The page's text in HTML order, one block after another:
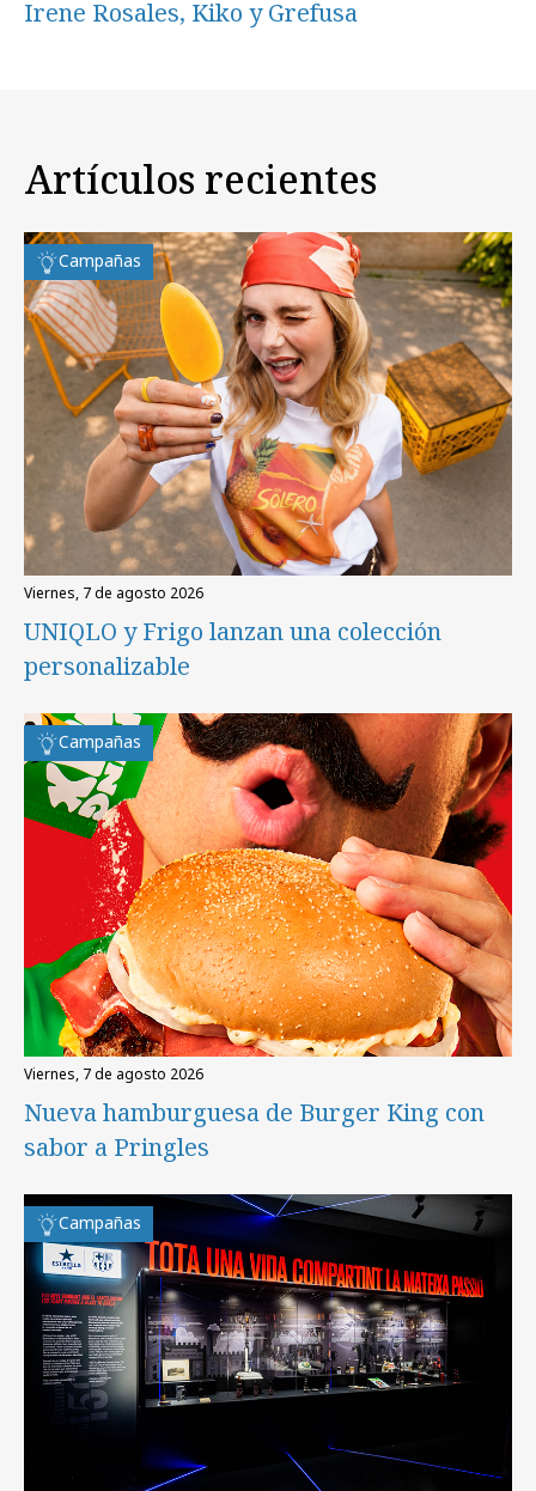
Irene Rosales, Kiko y Grefusa
Artículos recientes
Campañas
viernes, 7 de agosto 2026
UNIQLO y Frigo lanzan una colección
personalizable
Campañas
viernes, 7 de agosto 2026
Nueva hamburguesa de Burger King con
sabor a Pringles
Campañas